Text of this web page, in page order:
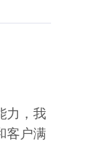
力，我
客户满